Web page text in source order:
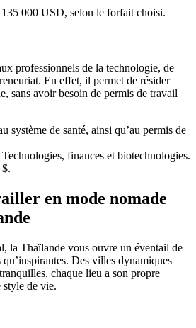
000 USD, selon le forfait choisi.
professionnels de la technologie, de
En effet, il permet de résider
sans avoir besoin de permis de travail
système de santé, ainsi qu’au permis de
Technologies, finances et biotechnologies.
en mode nomade
la Thaïlande vous ouvre un éventail de
qu’inspirantes. Des villes dynamiques
chaque lieu a son propre
style de vie.